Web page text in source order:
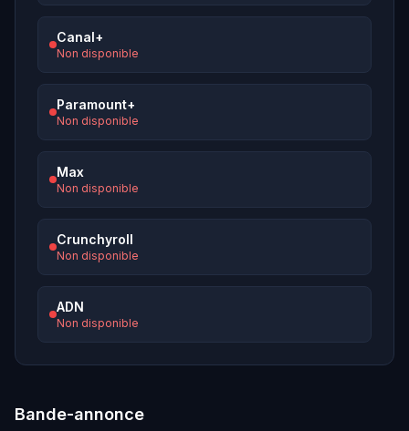
Canal+
Non disponible
Paramount+
Non disponible
Max
Non disponible
Crunchyroll
Non disponible
ADN
Non disponible
Bande-annonce